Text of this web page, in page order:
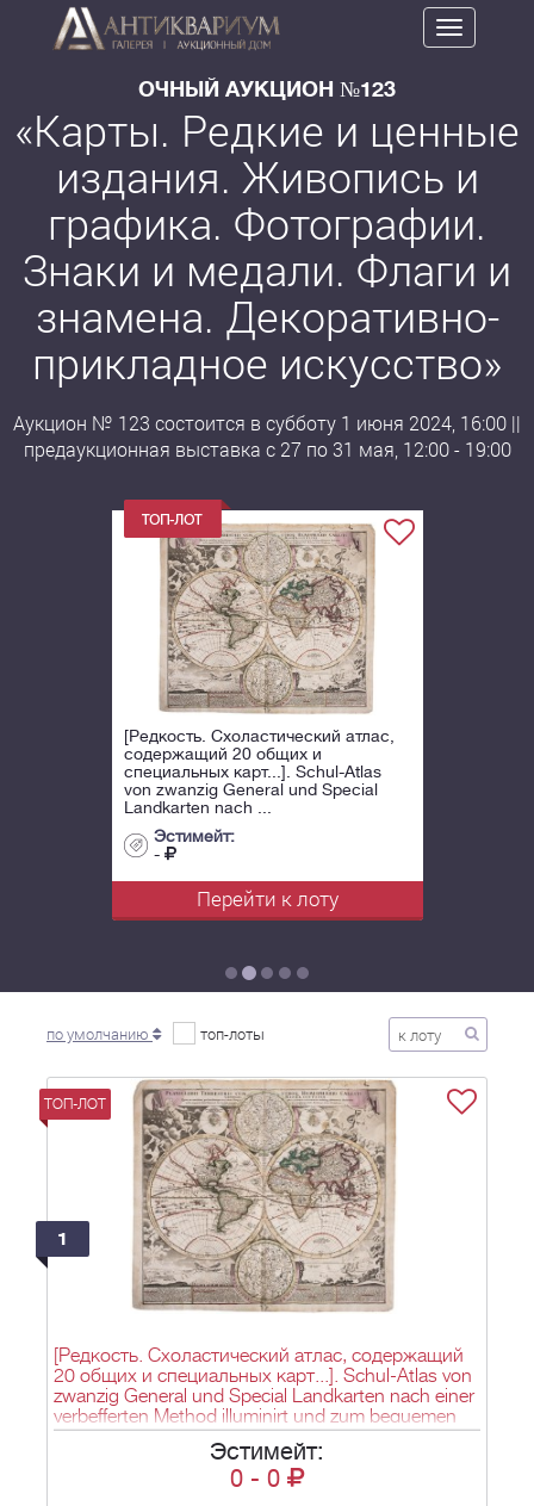
Toggle
navigation
ОЧНЫЙ АУКЦИОН №123
«Карты. Редкие и ценные
издания. Живопись и
графика. Фотографии.
Знаки и медали. Флаги и
знамена. Декоративно-
прикладное искусство»
Аукцион № 123 состоится в субботу 1 июня 2024, 16:00 ||
предаукционная выставка с 27 по 31 мая, 12:00 - 19:00
[Редкость. Схоластический атлас,
содержащий 20 общих и
специальных карт...]. Schul-Atlas
von zwanzig General und Special
Landkarten nach ...
Эстимейт:
-
Перейти к лоту
по умолчанию топ-лоты
ТОП-ЛОТ
1
[Редкость. Схоластический атлас, содержащий
20 общих и специальных карт...]. Schul-Atlas von
zwanzig General und Special Landkarten nach einer
verbefferten Method illuminirt und zum bequemen
Gebrauch der Unflangs der Geographie = Atlas
scholastique compose de XX cartes, tant generales
que particulieres, le tout nouvellement revu,
Эстимейт:
0 - 0